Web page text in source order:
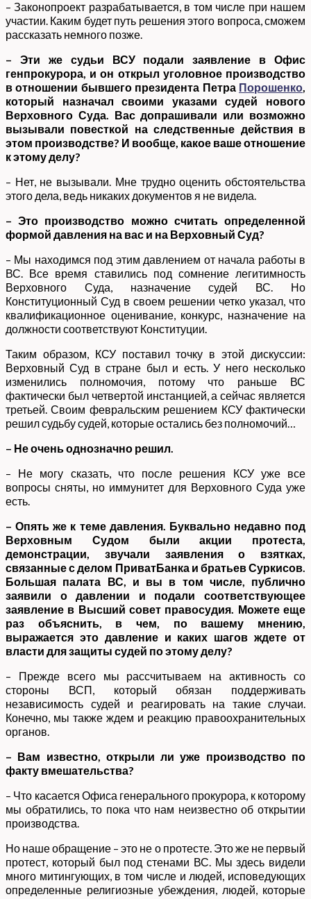
– Законопроект разрабатывается, в том числе при нашем
участии. Каким будет путь решения этого вопроса, сможем
рассказать немного позже.
– Эти же судьи ВСУ подали заявление в Офис
генпрокурора, и он открыл уголовное производство
в отношении бывшего президента Петра Порошенко,
который назначал своими указами судей нового
Верховного Суда. Вас допрашивали или возможно
вызывали повесткой на следственные действия в
этом производстве? И вообще, какое ваше отношение
к этому делу?
– Нет, не вызывали. Мне трудно оценить обстоятельства
этого дела, ведь никаких документов я не видела.
– Это производство можно считать определенной
формой давления на вас и на Верховный Суд?
– Мы находимся под этим давлением от начала работы в
ВС. Все время ставились под сомнение легитимность
Верховного Суда, назначение судей ВС. Но
Конституционный Суд в своем решении четко указал, что
квалификационное оценивание, конкурс, назначение на
должности соответствуют Конституции.
Таким образом, КСУ поставил точку в этой дискуссии:
Верховный Суд в стране был и есть. У него несколько
изменились полномочия, потому что раньше ВС
фактически был четвертой инстанцией, а сейчас является
третьей. Своим февральским решением КСУ фактически
решил судьбу судей, которые остались без полномочий…
– Не очень однозначно решил.
– Не могу сказать, что после решения КСУ уже все
вопросы сняты, но иммунитет для Верховного Суда уже
есть.
– Опять же к теме давления. Буквально недавно под
Верховным Судом были акции протеста,
демонстрации, звучали заявления о взятках,
связанные с делом ПриватБанка и братьев Суркисов.
Большая палата ВС, и вы в том числе, публично
заявили о давлении и подали соответствующее
заявление в Высший совет правосудия. Можете еще
раз объяснить, в чем, по вашему мнению,
выражается это давление и каких шагов ждете от
власти для защиты судей по этому делу?
– Прежде всего мы рассчитываем на активность со
стороны ВСП, который обязан поддерживать
независимость судей и реагировать на такие случаи.
Конечно, мы также ждем и реакцию правоохранительных
органов.
– Вам известно, открыли ли уже производство по
факту вмешательства?
– Что касается Офиса генерального прокурора, к которому
мы обратились, то пока что нам неизвестно об открытии
производства.
Но наше обращение – это не о протесте. Это же не первый
протест, который был под стенами ВС. Мы здесь видели
много митингующих, в том числе и людей, исповедующих
определенные религиозные убеждения, людей, которые